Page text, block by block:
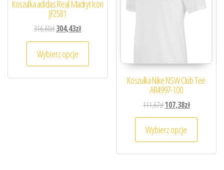
Koszulka adidas Real Madryt Icon
JF2581
316,60złPierwotna cena wynosiła: 316,60zł.
304,43złAktualna cena wynosi: 304,43zł.
Wybierz opcje
Ten produkt ma wiele wariantów. Opcje
Koszulka Nike NSW Club Tee
AR4997-100
111,67złPierwotna cena
107,38złAktualna
Wybierz opcje
Ten